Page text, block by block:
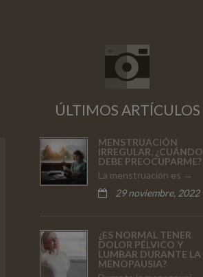
ÚLTIMOS ARTÍCULOS
MENSTRUACIÓN
IRREGULAR, ¿CUÁNDO
DEBE PREOCUPARME?
La menstruación es
29 noviembre, 2022
¿ES NORMAL TENER
DOLOR PÉLVICO Y
LUMBAR DURANTE LA
MENOPAUSIA?